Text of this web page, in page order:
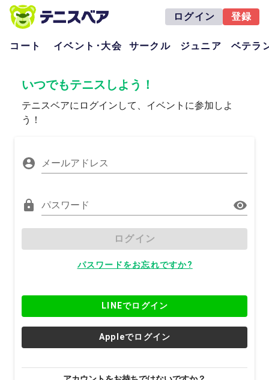
ログイン 登録
コート イベント･大会 サークル ジュニア ベテラ
いつでもテニスしよう！
テニスベアにログインして、イベントに参加しよ
う！
メールアドレス
パスワード
ログイン
パスワードをお忘れですか?
LINEでログイン
Appleでログイン